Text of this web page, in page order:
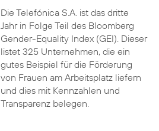
Die Telefónica S.A. ist das dritte
Jahr in Folge Teil des Bloomberg
Gender-Equality Index (GEI). Dieser
listet 325 Unternehmen, die ein
gutes Beispiel für die Förderung
von Frauen am Arbeitsplatz liefern
und dies mit Kennzahlen und
Transparenz belegen.